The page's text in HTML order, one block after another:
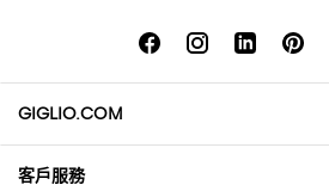
GIGLIO.COM
About
客戶服務